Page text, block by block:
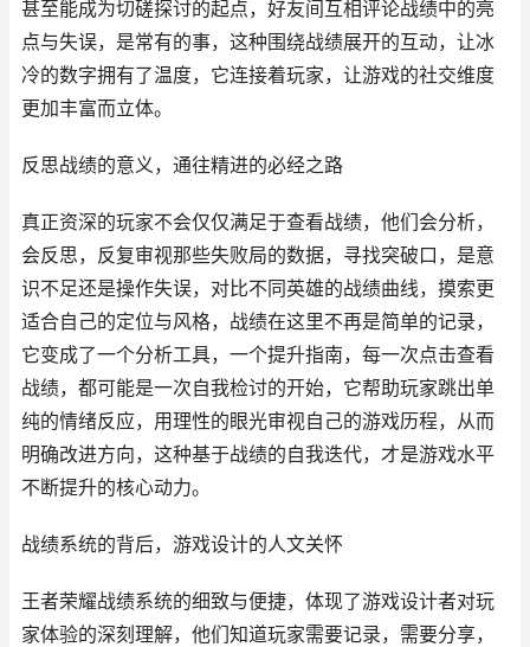
甚至能成为切磋探讨的起点，好友间互相评论战绩中的亮
点与失误，是常有的事，这种围绕战绩展开的互动，让冰
冷的数字拥有了温度，它连接着玩家，让游戏的社交维度
更加丰富而立体。
反思战绩的意义，通往精进的必经之路
真正资深的玩家不会仅仅满足于查看战绩，他们会分析，
会反思，反复审视那些失败局的数据，寻找突破口，是意
识不足还是操作失误，对比不同英雄的战绩曲线，摸索更
适合自己的定位与风格，战绩在这里不再是简单的记录，
它变成了一个分析工具，一个提升指南，每一次点击查看
战绩，都可能是一次自我检讨的开始，它帮助玩家跳出单
纯的情绪反应，用理性的眼光审视自己的游戏历程，从而
明确改进方向，这种基于战绩的自我迭代，才是游戏水平
不断提升的核心动力。
战绩系统的背后，游戏设计的人文关怀
王者荣耀战绩系统的细致与便捷，体现了游戏设计者对玩
家体验的深刻理解，他们知道玩家需要记录，需要分享，